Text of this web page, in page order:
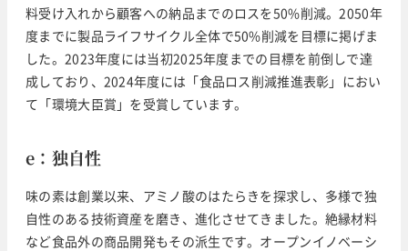
料受け入れから顧客への納品までのロスを50%削減。2050年
度までに製品ライフサイクル全体で50%削減を目標に掲げま
した。2023年度には当初2025年度までの目標を前倒しで達
成しており、2024年度には「食品ロス削減推進表彰」におい
て「環境大臣賞」を受賞しています。
e：独自性
味の素は創業以来、アミノ酸のはたらきを探求し、多様で独
自性のある技術資産を磨き、進化させてきました。絶縁材料
など食品外の商品開発もその派生です。オープンイノベーシ